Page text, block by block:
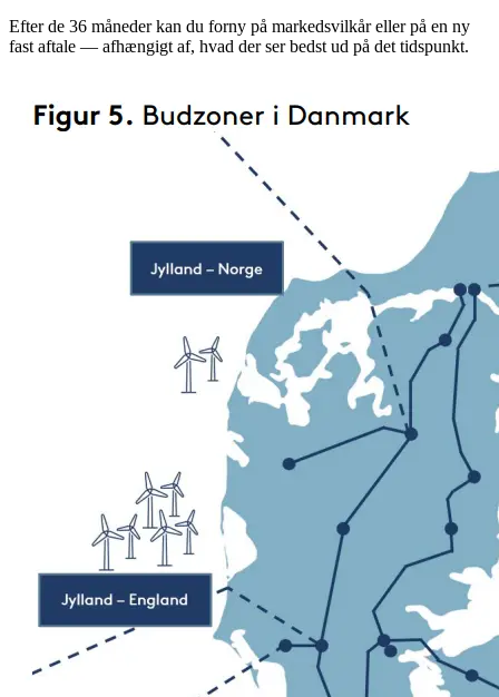
Efter de 36 måneder kan du forny på markedsvilkår eller på en ny
fast aftale — afhængigt af, hvad der ser bedst ud på det tidspunkt.